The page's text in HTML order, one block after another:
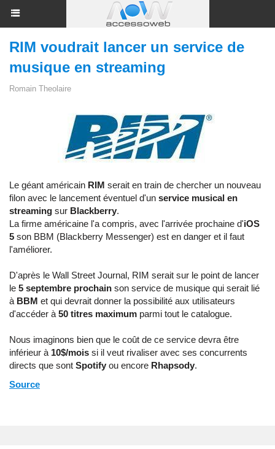
RIM voudrait lancer un service de
musique en streaming
Romain Theolaire
Le géant américain RIM serait en train de chercher un nouveau
filon avec le lancement éventuel d'un service musical en
streaming sur Blackberry.
La firme américaine l'a compris, avec l'arrivée prochaine d'iOS
5 son BBM (Blackberry Messenger) est en danger et il faut
l'améliorer.
D'après le Wall Street Journal, RIM serait sur le point de lancer
le 5 septembre prochain son service de musique qui serait lié
à BBM et qui devrait donner la possibilité aux utilisateurs
d'accéder à 50 titres maximum parmi tout le catalogue.
Nous imaginons bien que le coût de ce service devra être
inférieur à 10$/mois si il veut rivaliser avec ses concurrents
directs que sont Spotify ou encore Rhapsody.
Source